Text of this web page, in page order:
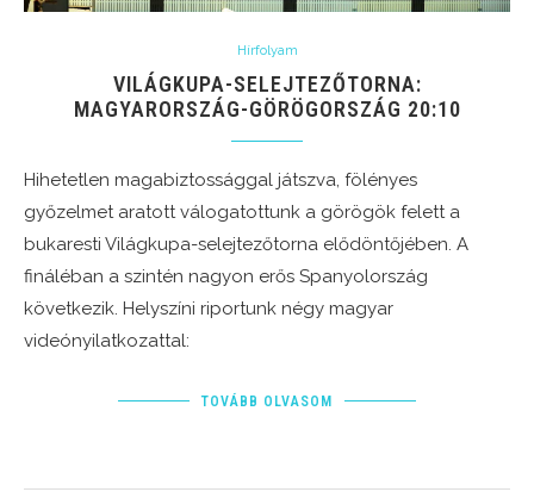
Hírfolyam
VILÁGKUPA-SELEJTEZŐTORNA:
MAGYARORSZÁG-GÖRÖGORSZÁG 20:10
Hihetetlen magabiztossággal játszva, fölényes
győzelmet aratott válogatottunk a görögök felett a
bukaresti Világkupa-selejtezőtorna elődöntőjében. A
fináléban a szintén nagyon erős Spanyolország
következik. Helyszíni riportunk négy magyar
videónyilatkozattal:
TOVÁBB OLVASOM